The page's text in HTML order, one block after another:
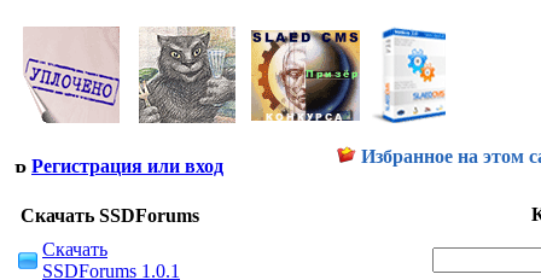
Регистрация или вход Избранное на этом
Скачать SSDForums
Скачать
SSDForums 1.0.1